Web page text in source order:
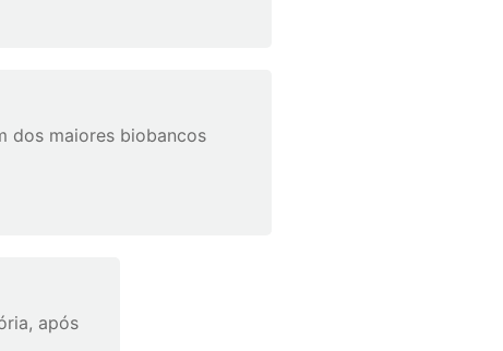
dos maiores biobancos
após